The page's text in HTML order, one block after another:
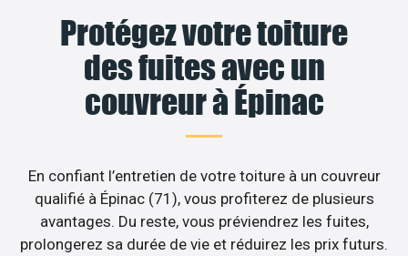
Protégez votre toiture
des fuites avec un
couvreur à Épinac
En confiant l’entretien de votre toiture à un couvreur
qualifié à Épinac (71), vous profiterez de plusieurs
avantages. Du reste, vous préviendrez les fuites,
prolongerez sa durée de vie et réduirez les prix futurs.